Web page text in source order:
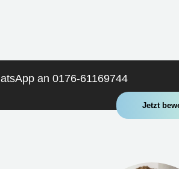
an 0176-61169744
Jetzt